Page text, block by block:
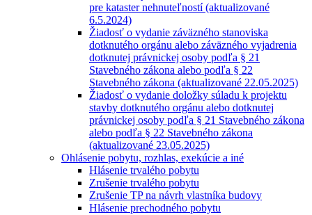
pre kataster nehnuteľností (aktualizované
6.5.2024)
Žiadosť o vydanie záväzného stanoviska
dotknutého orgánu alebo záväzného vyjadrenia
dotknutej právnickej osoby podľa § 21
Stavebného zákona alebo podľa § 22
Stavebného zákona (aktualizované 22.05.2025)
Žiadosť o vydanie doložky súladu k projektu
stavby dotknutého orgánu alebo dotknutej
právnickej osoby podľa § 21 Stavebného zákona
alebo podľa § 22 Stavebného zákona
(aktualizované 23.05.2025)
Ohlásenie pobytu, rozhlas, exekúcie a iné
Hlásenie trvalého pobytu
Zrušenie trvalého pobytu
Zrušenie TP na návrh vlastníka budovy
Hlásenie prechodného pobytu